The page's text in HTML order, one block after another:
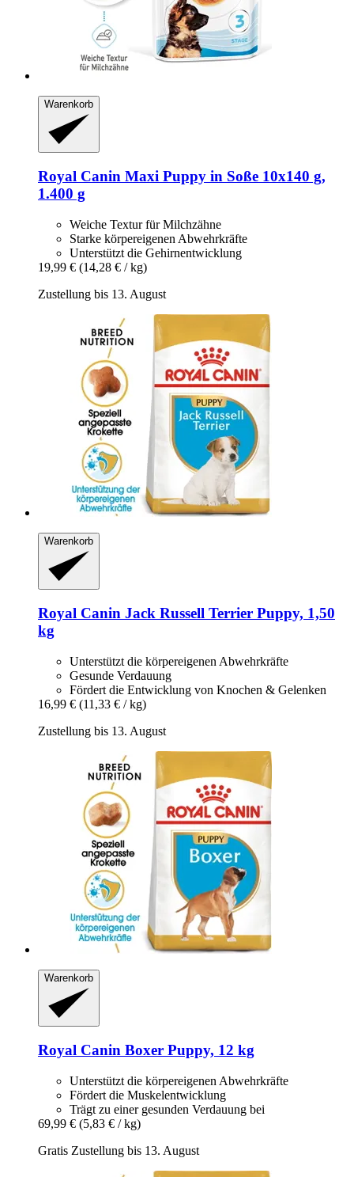
Warenkorb
Royal Canin Maxi Puppy in Soße 10x140 g,
1.400 g
Weiche Textur für Milchzähne
Starke körpereigenen Abwehrkräfte
Unterstützt die Gehirnentwicklung
19,99 € (14,28 € / kg)
Zustellung bis 13. August
Warenkorb
Royal Canin Jack Russell Terrier Puppy, 1,50
kg
Unterstützt die körpereigenen Abwehrkräfte
Gesunde Verdauung
Fördert die Entwicklung von Knochen & Gelenken
16,99 € (11,33 € / kg)
Zustellung bis 13. August
Warenkorb
Royal Canin Boxer Puppy, 12 kg
Unterstützt die körpereigenen Abwehrkräfte
Fördert die Muskelentwicklung
Trägt zu einer gesunden Verdauung bei
69,99 € (5,83 € / kg)
Gratis Zustellung bis 13. August